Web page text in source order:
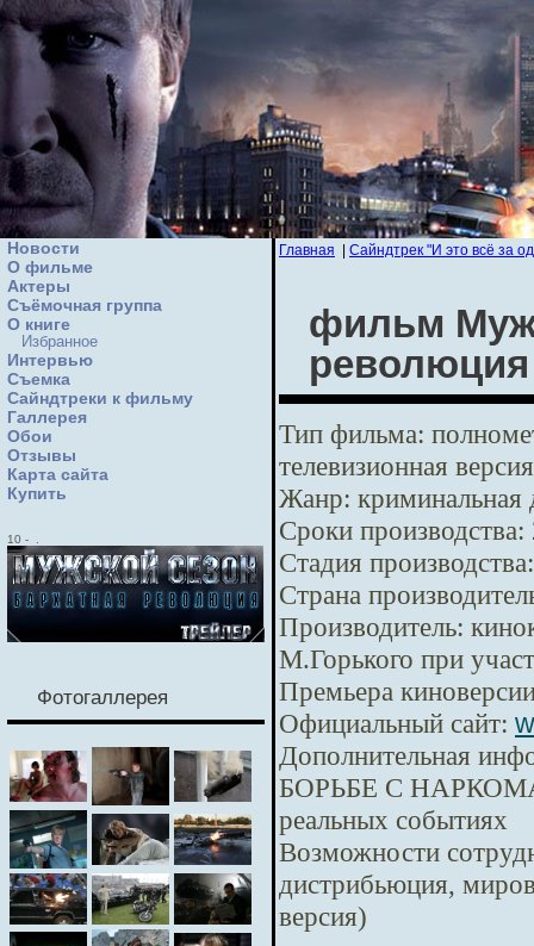
Новости
О фильме
Актеры
Съёмочная группа
О книге
Избранное
Интервью
Cъемка
Сайндтреки к фильму
Галлерея
Обои
Отзывы
Карта сайта
Купить
10 -
Фотогаллерея
Главная Сайндтрек "И это всё за
фильм
революция
Тип фильма:
телевизионная
Жанр: криминальная
Сроки производства:
Стадия производства:
Страна
Производитель:
М.Горького при
Премьера
Официальный сайт:
Дополнительная
БОРЬБЕ С
реальных событиях
Возможности
дистрибьюция,
версия)